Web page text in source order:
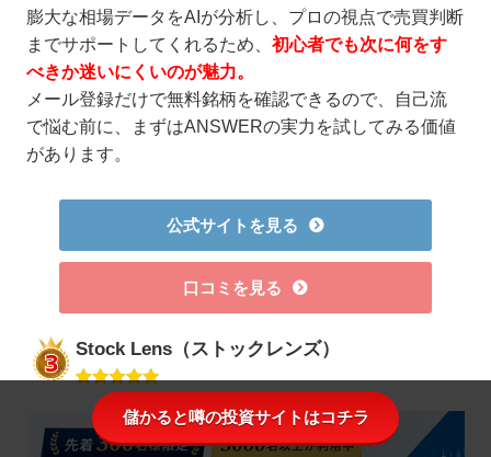
膨大な相場データをAIが分析し、プロの視点で売買判断
までサポートしてくれるため、初心者でも次に何をす
べきか迷いにくいのが魅力。
メール登録だけで無料銘柄を確認できるので、自己流
で悩む前に、まずはANSWERの実力を試してみる価値
があります。
公式サイトを見る
口コミを見る
Stock Lens（ストックレンズ）
儲かると噂の投資サイトはコチラ